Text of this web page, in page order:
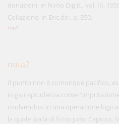
donazioni, in N.mo Dig.it., vol. III,
Collazione, in Enc.dir., p. 350.
top1
nota2
Il punto non è comunque pacifico,
in giurisprudenza come
risolvendosi in una operazione logica:
la quale parla di fictio juris; Capozzi,